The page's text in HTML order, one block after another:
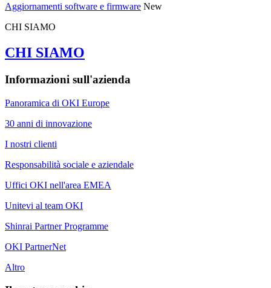
Aggiornamenti software e firmware New
CHI SIAMO
CHI SIAMO
Informazioni sull'azienda
Panoramica di OKI Europe
30 anni di innovazione
I nostri clienti
Responsabilità sociale e aziendale
Uffici OKI nell'area EMEA
Unitevi al team OKI
Shinrai Partner Programme
OKI PartnerNet
Altro